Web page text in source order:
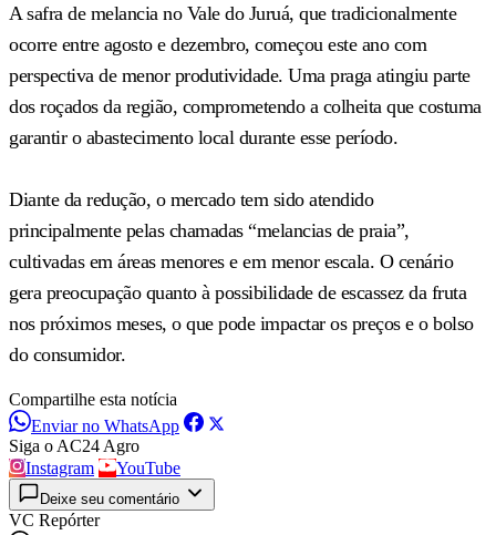
A safra de melancia no Vale do Juruá, que tradicionalmente
ocorre entre agosto e dezembro, começou este ano com
perspectiva de menor produtividade. Uma praga atingiu parte
dos roçados da região, comprometendo a colheita que costuma
garantir o abastecimento local durante esse período.
Diante da redução, o mercado tem sido atendido
principalmente pelas chamadas “melancias de praia”,
cultivadas em áreas menores e em menor escala. O cenário
gera preocupação quanto à possibilidade de escassez da fruta
nos próximos meses, o que pode impactar os preços e o bolso
do consumidor.
Compartilhe esta notícia
Enviar no WhatsApp
Siga o AC24 Agro
Instagram
YouTube
Deixe seu comentário
VC Repórter